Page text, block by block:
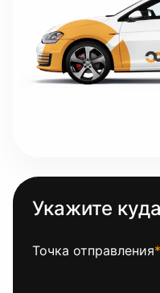
Укажите
Точка отправления*